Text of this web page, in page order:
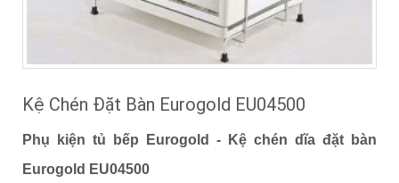
Kệ Chén Đặt Bàn Eurogold EU04500
Phụ kiện tủ bếp Eurogold - Kệ chén dĩa đặt bàn
Eurogold EU04500